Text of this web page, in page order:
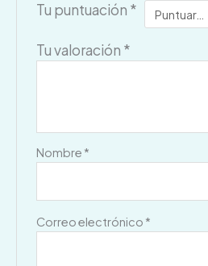
Tu puntuación *
Tu valoración *
Nombre *
Correo electrónico *